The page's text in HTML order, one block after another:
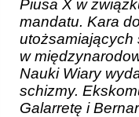
Piusa X w
mandatu. Kara
utożsamiających
w
Nauki Wiary
schizmy.
Galarretę i